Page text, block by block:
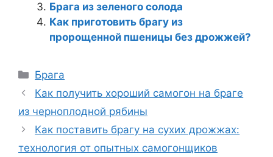
Брага из зеленого солода
Как приготовить брагу из
пророщенной пшеницы без дрожжей?
Рубрики
Брага
Как получить хороший самогон на браге
из черноплодной рябины
Как поставить брагу на сухих дрожжах:
технология от опытных самогонщиков